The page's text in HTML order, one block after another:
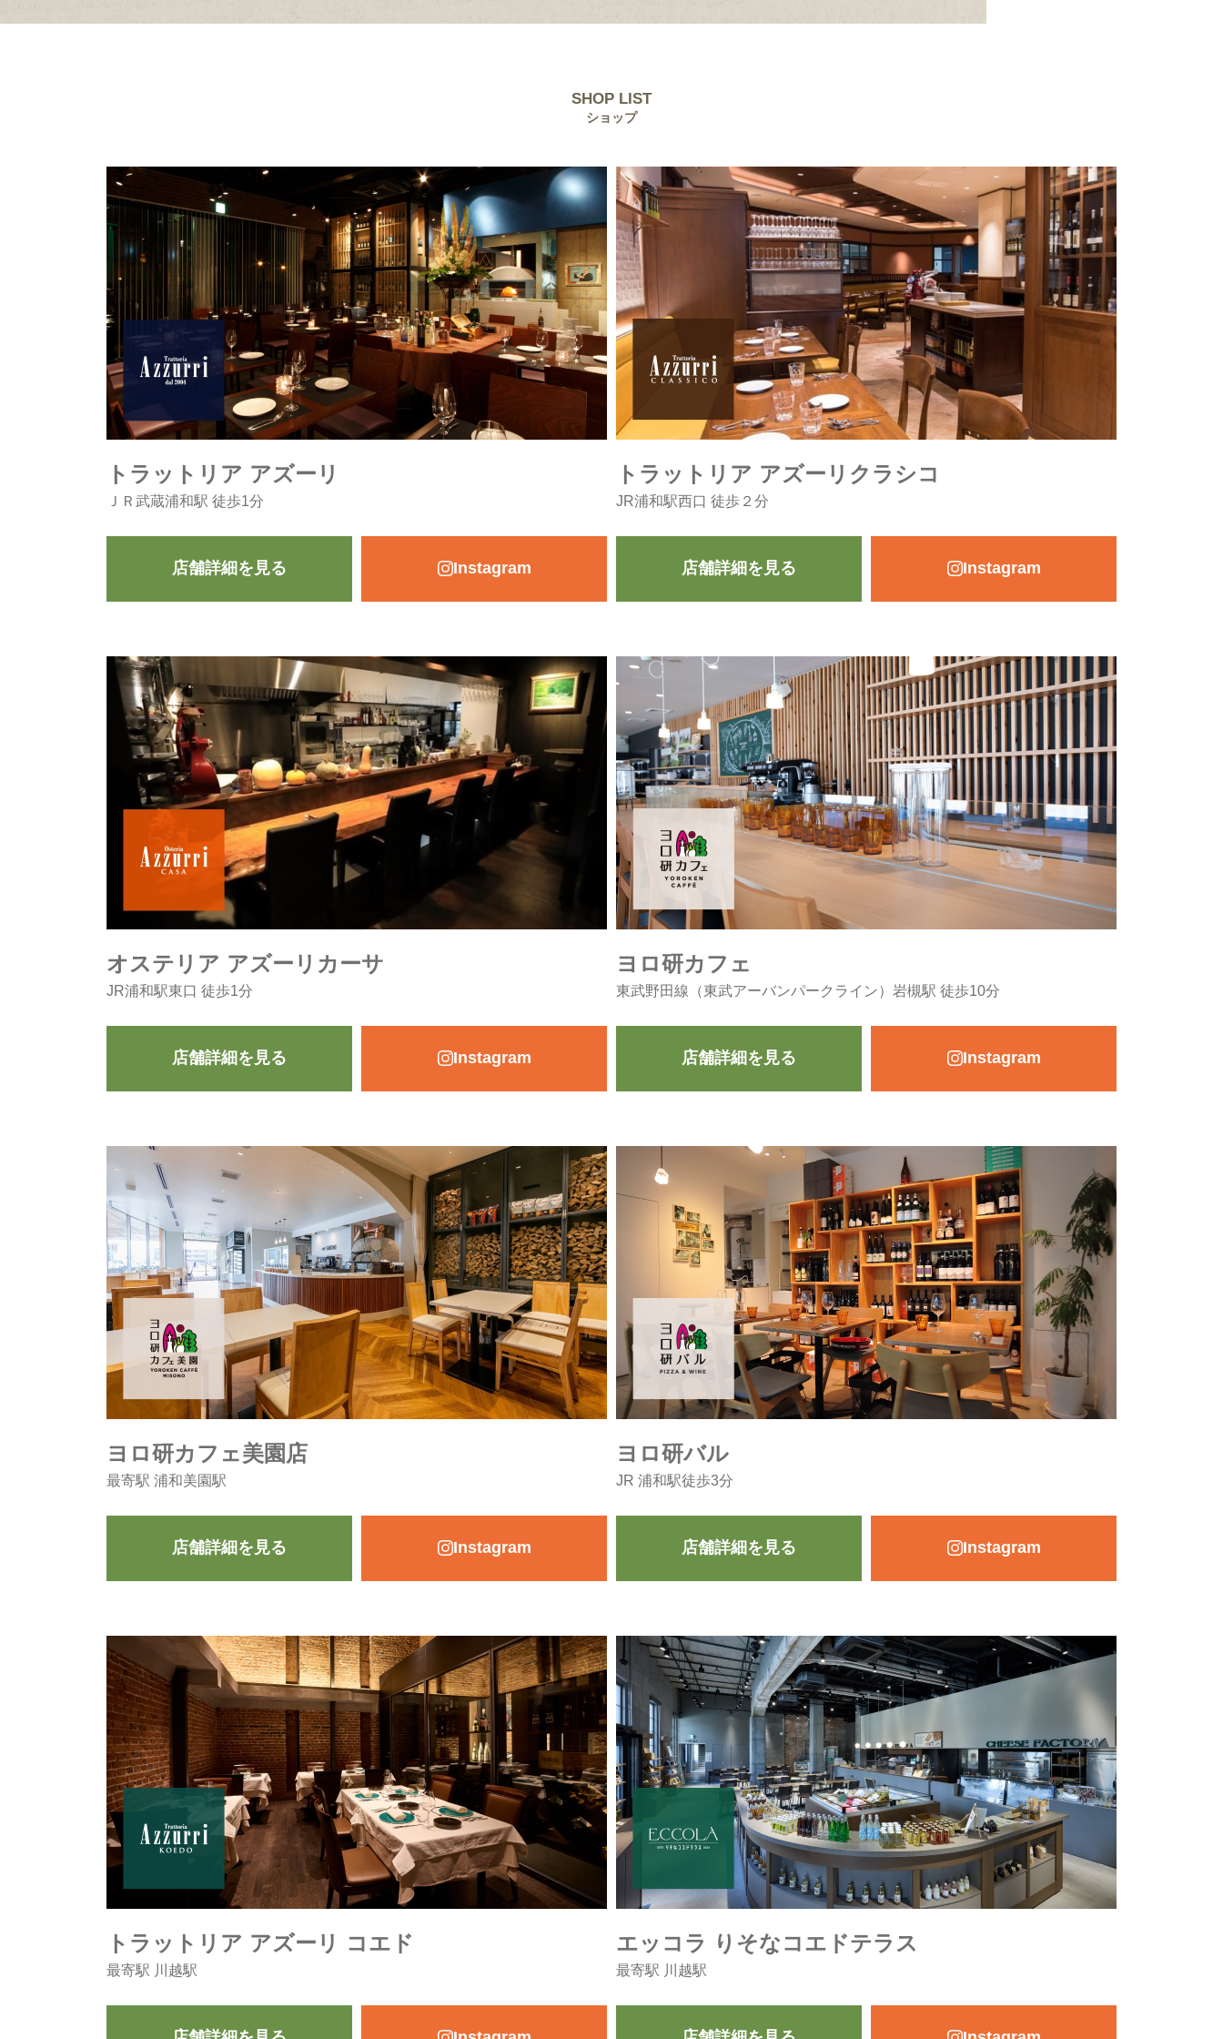
SHOP LIST
ショップ
トラットリア アズーリ
ＪＲ武蔵浦和駅 徒歩1分
店舗詳細を見る Instagram
トラットリア アズーリクラシコ
JR浦和駅西口 徒歩２分
店舗詳細を見る Instagram
オステリア アズーリカーサ
JR浦和駅東口 徒歩1分
店舗詳細を見る Instagram
ヨロ研カフェ
東武野田線（東武アーバンパークライン）岩槻駅 徒歩10分
店舗詳細を見る Instagram
ヨロ研カフェ美園店
最寄駅 浦和美園駅
店舗詳細を見る Instagram
ヨロ研バル
JR 浦和駅徒歩3分
店舗詳細を見る Instagram
トラットリア アズーリ コエド
最寄駅 川越駅
エッコラ りそなコエドテラス
最寄駅 川越駅